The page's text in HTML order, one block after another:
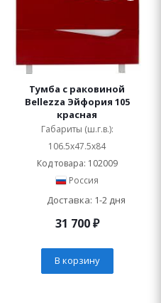
Тумба с раковиной
Bellezza Эйфория 105
красная
Габариты (ш.г.в.):
106.5x47.5x84
Код товара: 102009
Россия
Доставка: 1-2 дня
31 700₽
В корзину